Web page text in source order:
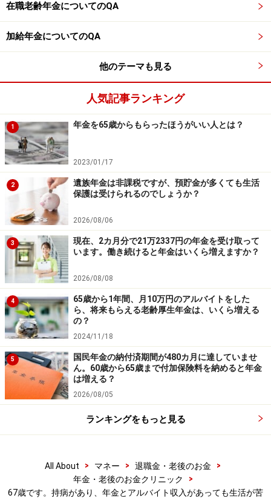
在職老齢年金についてのQA
加給年金についてのQA
他のテーマも見る
人気記事ランキング
1 年金を65歳からもらったほうがいい人とは？
2023/01/17
2
遺族年金は非課税ですが、預貯金が多くても生活
保護は受けられるのでしょうか？
2026/08/06
3
現在、2カ月分で21万2337円の年金を受け取って
います。働き続けると年金はいくら増えますか？
2026/08/08
4
65歳から1年間、月10万円のアルバイトをした
ら、将来もらえる老齢厚生年金は、いくら増える
の？
2024/11/18
5
国民年金の納付済期間が480カ月に達していませ
ん。60歳から65歳まで付加保険料を納めると年金
は増える？
2026/08/05
ランキングをもっと見る
All About > マネー > 退職金・老後のお金
>
年金・老後のお金クリニック
>
67歳です。持病があり、年金とアルバイト収入があっても生活が苦